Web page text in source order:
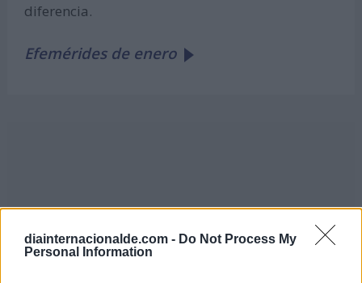
diainternacionalde.com - Do Not Process My
Personal Information
diferencia.
Efemérides de enero